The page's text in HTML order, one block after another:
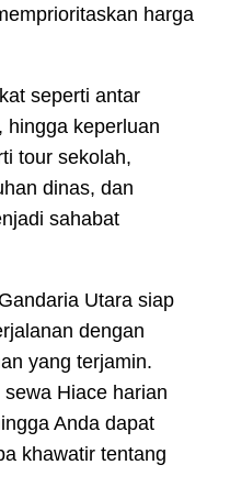
harga
seperti antar
hingga keperluan
tour sekolah,
dinas, dan
sahabat
Utara siap
dengan
yang terjamin.
Hiace harian
Anda dapat
khawatir tentang